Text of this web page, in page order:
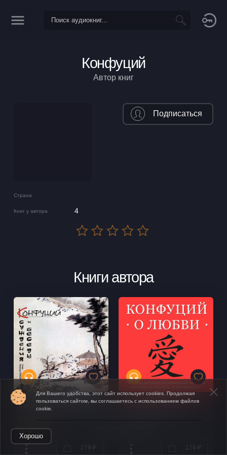
Конфуций
Автор книг
Страна
Книг у автора 4
Подписаться
Книги автора
Суждения и беседы
279 ₽ 179 ₽
Для Вашего удобства, этот сайт использует cookies. Продолжая
пользоваться сайтом, вы соглашаетесь с использованием файлов
cookie.
Хорошо